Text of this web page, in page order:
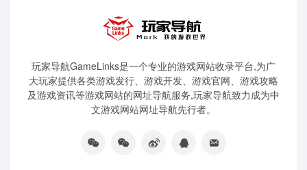
玩家导航GameLinks是一个专业的游戏网站收录平台,为广
大玩家提供各类游戏发行、游戏开发、游戏官网、游戏攻略
及游戏资讯等游戏网站的网址导航服务,玩家导航致力成为中
文游戏网站网址导航先行者。